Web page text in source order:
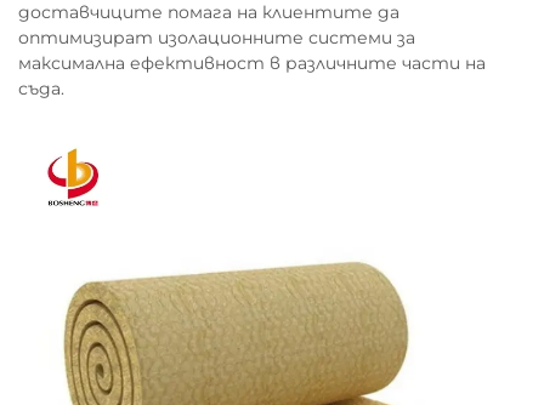
доставчиците помага на клиентите да
оптимизират изолационните системи за
максимална ефективност в различните части на
съда.